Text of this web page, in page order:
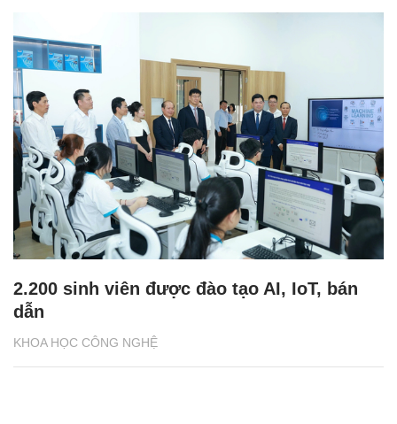
KHOA HỌC CÔNG NGHỆ
2.200 sinh viên được đào tạo AI, IoT, bán
dẫn